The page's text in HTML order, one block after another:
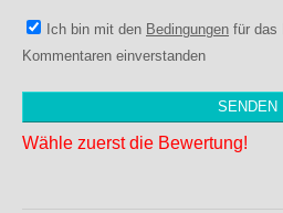
Ich bin mit den Bedingungen für das
Kommentaren einverstanden
Wähle zuerst die Bewertung!